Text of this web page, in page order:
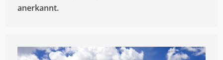
anerkannt.